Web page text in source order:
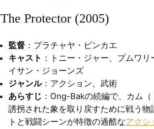
The Protector (2005)
監督 ：プラチャヤ・ピンカエ
キャスト ：トニー・ジャー、プムワ
イサン・ジョーンズ
ジャンル：アクション、武術
あらすじ ：Ong-Bakの続編で、カム
誘拐された象を取り戻すために戦う物
トと戦闘シーンが特徴の過酷なアクシ